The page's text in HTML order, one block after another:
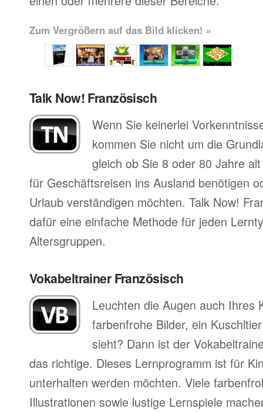
Zum Vergrößern auf das Bild klicken! »
Talk Now! Französisch
Wenn Sie keinerlei
kommen Sie nicht um die
gleich ob Sie 8 oder 80 Jahre
für Geschäftsreisen ins Ausland benötigen
Urlaub verständigen möchten. Talk Now!
dafür eine einfache Methode für jeden
Altersgruppen.
Vokabeltrainer Französisch
Leuchten die Augen auch Ihres
farbenfrohe Bilder, ein
sieht? Dann ist der
das richtige. Dieses Lernprogramm ist für
unterhalten werden möchten. Viele
Illustrationen sowie lustige Lernspiele